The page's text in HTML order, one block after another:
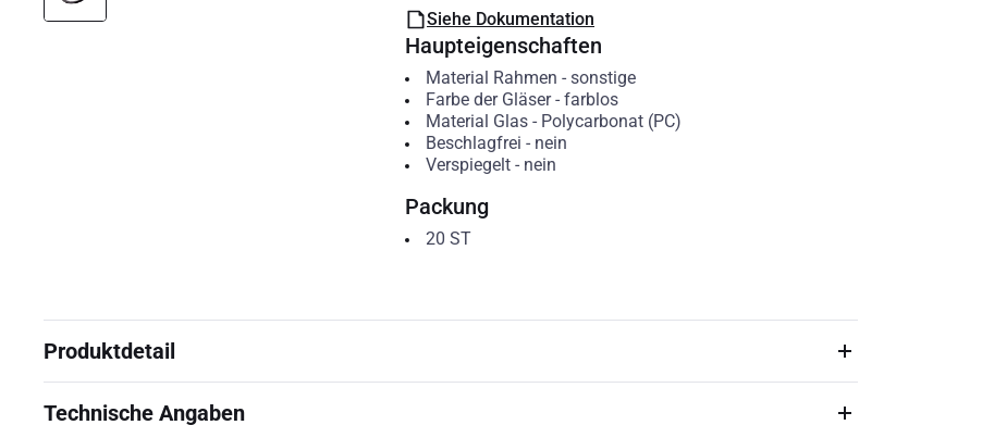
Siehe Dokumentation
Haupteigenschaften
Material Rahmen - sonstige
Farbe der Gläser- farblos
Material Glas- Polycarbonat (PC)
Beschlagfrei - nein
Verspiegelt- nein
Packung
20 ST
Produktdetail
Technische Angaben